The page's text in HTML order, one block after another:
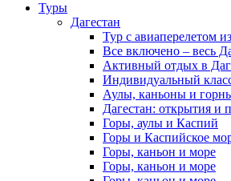
Туры
Дагестан
Тур с авиаперелетом
Все включено – весь
Активный отдых в
Индивидуальный
Аулы, каньоны и
Дагестан: открытия и
Горы, аулы и Каспий
Горы и Каспийское
Горы, каньон и море
Горы, каньон и море